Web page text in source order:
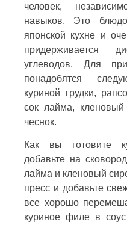
человек,
навыков. Это
японской кухне и
придерживается
углеводов. Для
понадобятся
куриной грудки,
сок лайма,
чеснок.
Как вы готовите
добавьте на
лайма и кленовый
пресс и добавьте
все хорошо
куриное филе в